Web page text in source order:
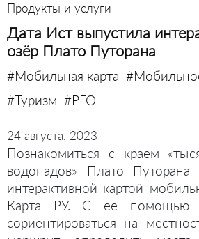
Продукты и услуги
Дата Ист выпустила
озёр Плато Путорана
#Мобильная карта
#Туризм #РГО
24 августа, 2023
Познакомиться с краем
водопадов» Плато
интерактивной картой
Карта РУ. С ее помощью
сориентироваться на